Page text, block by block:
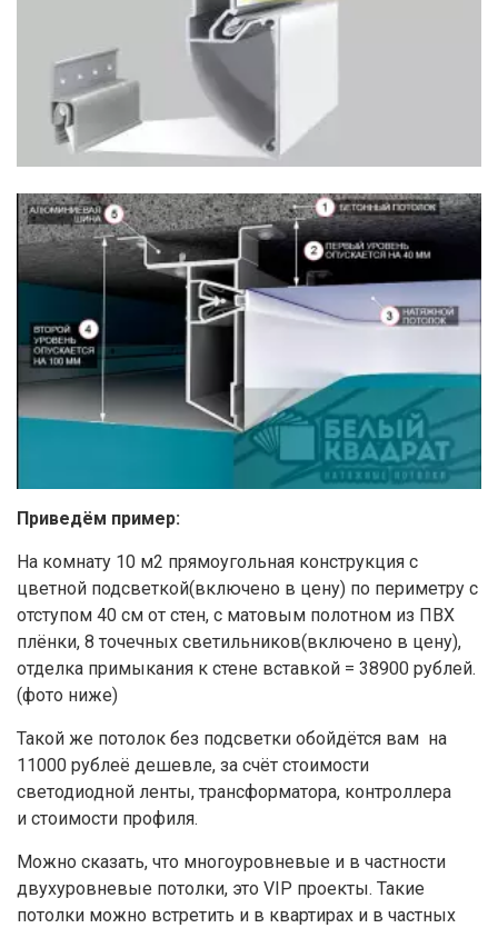
Приведём пример:
На комнату 10 м2 прямоугольная конструкция с
цветной подсветкой(включено в цену) по периметру с
отступом 40 см от стен, с матовым полотном из ПВХ
плёнки, 8 точечных светильников(включено в цену),
отделка примыкания к стене вставкой = 38900 рублей.
(фото ниже)
Такой же потолок без подсветки обойдётся вам на
11000 рублеё дешевле, за счёт стоимости
светодиодной ленты, трансформатора, контроллера
и стоимости профиля.
Можно сказать, что многоуровневые и в частности
двухуровневые потолки, это VIP проекты. Такие
потолки можно встретить и в квартирах и в частных